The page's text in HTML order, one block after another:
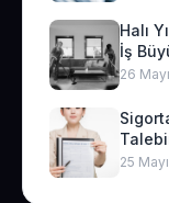
Halı
İş
26
25